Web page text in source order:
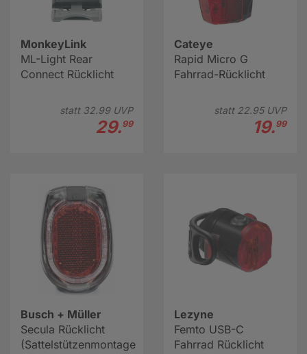
MonkeyLink
ML-Light Rear
Connect Rücklicht
statt 32.99UVP
29.99
Cateye
Rapid Micro G
Fahrrad-Rücklicht
statt 22.95UVP
19.99
Busch + Müller
Secula Rücklicht
(Sattelstützenmontage)
Lezyne
Femto USB-C
Fahrrad Rücklicht